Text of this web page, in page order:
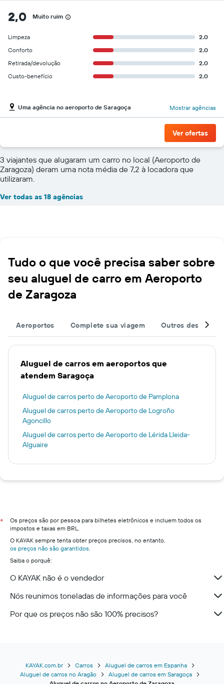
2,0 Muito ruim
Limpeza
2.0
Conforto
2.0
Retirada/devolução
2.0
Custo-benefício
2.0
Uma agência no aeroporto de Saragoça Mostrar agências
Ver ofertas
3 viajantes que alugaram um carro no local (Aeroporto de
Zaragoza) deram uma nota média de 7,2 à locadora que
utilizaram.
Ver todas as 18 agências
Tudo o que você precisa saber sobre
seu aluguel de carro em Aeroporto
de Zaragoza
Aeroportos Complete sua viagem Outros destinos
Aluguel de carros em aeroportos que
atendem Saragoça
Aluguel de carros perto de Aeroporto de Pamplona
Aluguel de carros perto de Aeroporto de Logroño
Agoncillo
Aluguel de carros perto de Aeroporto de Lérida Lleida-
Alguaire
*
Os preços são por pessoa para bilhetes eletrônicos e incluem todos os
impostos e taxas em BRL.
O KAYAK sempre tenta obter preços precisos, no entanto,
os preços não são garantidos
Saiba o porquê:
O KAYAK não é o vendedor
Nós reunimos toneladas de informações para você
Por que os preços não são 100% precisos?
KAYAK.com.br Carros
Aluguel de carros em Espanha
Aluguel de carros no Aragão
Aluguel de carros em Saragoça